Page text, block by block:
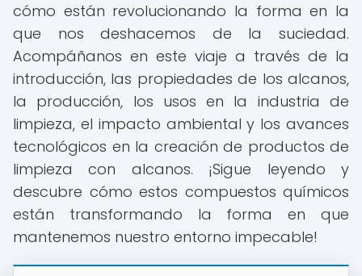
cómo están revolucionando la forma en la
que nos deshacemos de la suciedad.
Acompáñanos en este viaje a través de la
introducción, las propiedades de los alcanos,
la producción, los usos en la industria de
limpieza, el impacto ambiental y los avances
tecnológicos en la creación de productos de
limpieza con alcanos. ¡Sigue leyendo y
descubre cómo estos compuestos químicos
están transformando la forma en que
mantenemos nuestro entorno impecable!